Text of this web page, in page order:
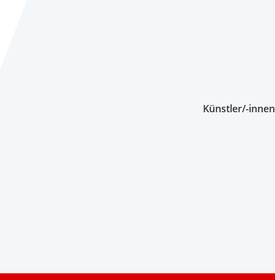
Künstler/-innen